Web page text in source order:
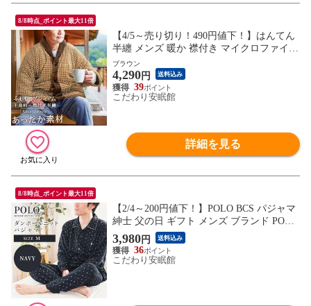
8/8時点_ポイント最大11倍
【4/5～売り切り！490円値下！】はんてん
半纏 メンズ 暖か 襟付き マイクロファイバ
ー ギフトプレゼント 紳士 フリー M （ブラ
ウン）【ALF-380619BR】
ブラウン
4,290円 送料込み
39
こだわり安眠館
詳細を見る
8/8時点_ポイント最大11倍
【2/4～200円値下！】POLO BCS パジャマ
紳士 父の日 ギフト メンズ ブランド POLO
ポロ・ビーシーエス 冬用 秋 （ネイビー M
サイズ）【W-22352PVNB-M】
3,980円 送料込み
36
こだわり安眠館